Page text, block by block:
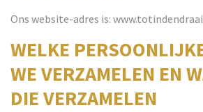
Ons website-adres is:
WELKE
WE VERZAMELEN EN
DIE VERZAMELEN